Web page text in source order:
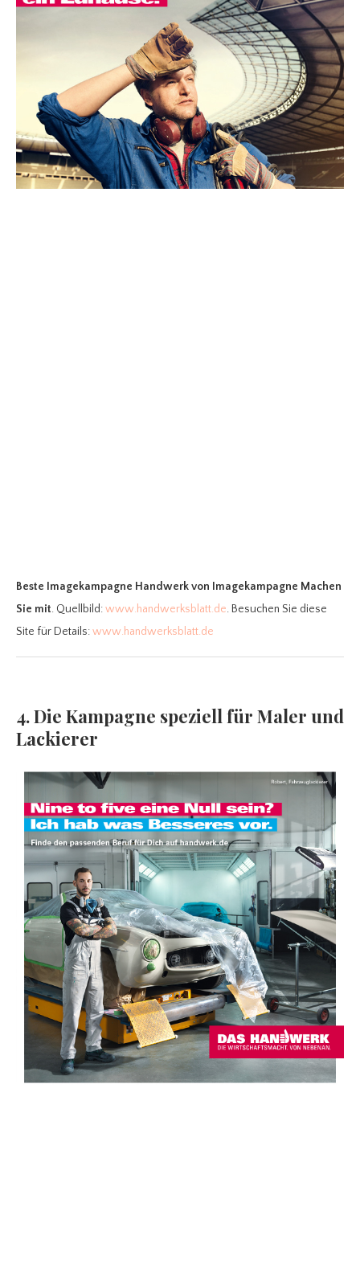
Beste Imagekampagne Handwerkvon Imagekampagne Machen
Sie mit. Quellbild:www.handwerksblatt.de. Besuchen Sie diese
Site für Details:www.handwerksblatt.de
4. Die Kampagne speziell für Maler und
Lackierer